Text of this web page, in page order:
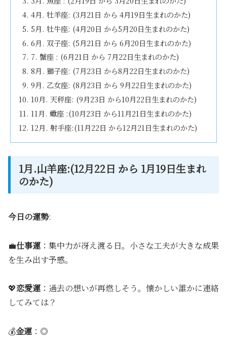
4月. 牡羊座: (3月21日 から 4月19日生まれのかた)
5月. 牡牛座: (4月20日 から5月20日生まれのかた)
6月. 双子座: (5月21日 から 6月20日生まれのかた)
7. 蟹座 : (6月21日 から 7月22日生まれのかた)
8月. 獅子座: (7月23日 から8月22日生まれのかた)
9月. 乙女座: (8月23日 から 9月22日生まれのかた)
10月. 天秤座: (9月23日 から10月22日生まれのかた)
11月. 蠍座 :(10月23日 から11月21日生まれのかた)
12月. 射手座:(11月22日 から12月21日生まれのかた)
1月.山羊座:(12月22日 から 1月19日生まれ
のかた)
今日の運勢:
💼仕事運 ：集中力が冴え渡る日。小さな工夫が大きな成果
を生み出す予感。
💖恋愛運 ：過去の想いが再燃しそう。懐かしい誰かに連絡
してみては？
💰金運 ：◎